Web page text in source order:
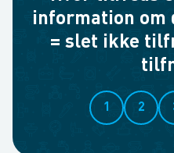
information om
= slet ikke
1 2